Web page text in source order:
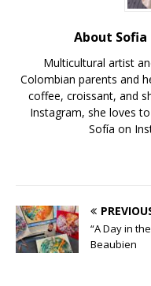
About Sofia
Multicultural artist
Colombian parents and
coffee, croissant, and
Instagram, she loves
Sofía on
“A Day in
Beaubien